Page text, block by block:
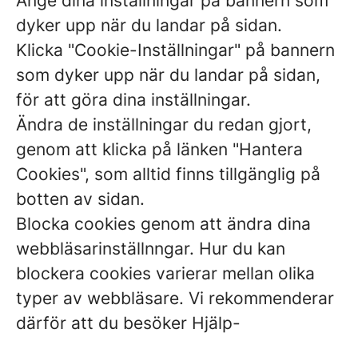
dyker upp när du landar på sidan.
Klicka "Cookie-Inställningar" på bannern
som dyker upp när du landar på sidan,
för att göra dina inställningar.
Ändra de inställningar du redan gjort,
genom att klicka på länken "Hantera
Cookies", som alltid finns tillgänglig på
botten av sidan.
Blocka cookies genom att ändra dina
webbläsarinställnngar. Hur du kan
blockera cookies varierar mellan olika
typer av webbläsare. Vi rekommenderar
därför att du besöker Hjälp-